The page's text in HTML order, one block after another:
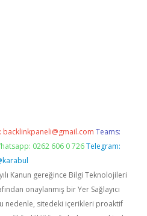
backlinkpaneli@gmail.com Teams:
0262 606 0 726 Telegram:
Kanun gereğince Bilgi Teknolojileri
onaylanmış bir Yer Sağlayıcı
nedenle, sitedeki içerikleri proaktif